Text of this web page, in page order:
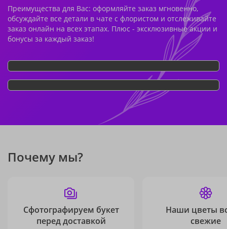
Преимущества для Вас: оформляйте заказ мгновенно,
обсуждайте все детали в чате с флористом и отслеживайте
заказ онлайн на всех этапах. Плюс - эксклюзивные акции и
бонусы за каждый заказ!
Почему мы?
Сфотографируем букет
перед доставкой
Наши цветы
свежие